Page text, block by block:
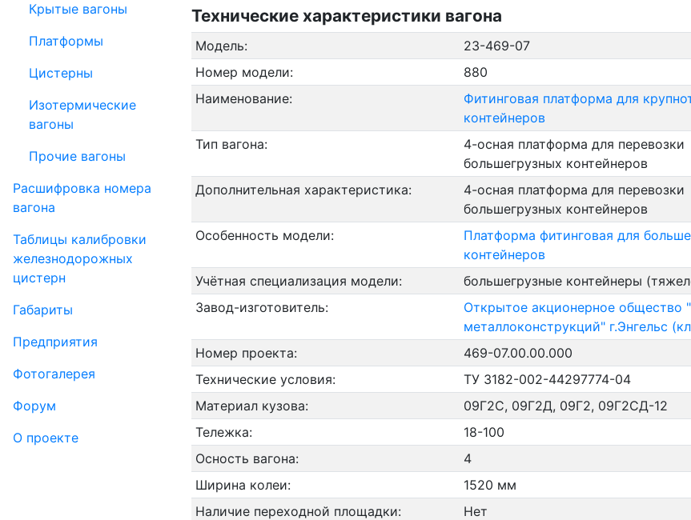
Крытые вагоны
Платформы
Цистерны
Изотермические
вагоны
Прочие вагоны
Рас­шифров­ка номера
вагона
Таблицы калибровки
же­лезно­дорожных
цистерн
Габариты
Пред­прия­тия
Фо­то­га­ле­рея
Форум
О проекте
Технические характеристики вагона
Модель:
23-469-07
Номер модели:
880
Наименование:
Фитинговая платформа для
контейнеров
Тип вагона:
4-осная платформа для перевозки
большегрузных контейнеров
Дополнительная характеристика:
4-осная платформа для перевозки
большегрузных контейнеров
Особенность модели:
Платформа фитинговая для
контейнеров
Учётная специализация модели:
большегрузные контейнеры
Завод-изготовитель:
Открытое акционерное общество
металлоконструкций" г.Энгельс
Номер проекта:
469-07.00.00.000
Технические условия:
ТУ 3182-002-44297774-04
Материал кузова:
09Г2С, 09Г2Д, 09Г2, 09Г2СД-12
Тележка:
18-100
Осность вагона:
4
Ширина колеи:
1520 мм
Наличие переходной площадки:
Нет